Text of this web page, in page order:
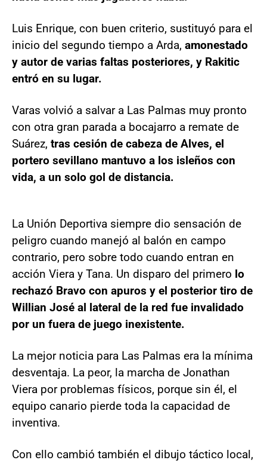
Luis Enrique, con buen criterio, sustituyó para el
inicio del segundo tiempo a Arda, amonestado
y autor de varias faltas posteriores, y Rakitic
entró en su lugar.
Varas volvió a salvar a Las Palmas muy pronto
con otra gran parada a bocajarro a remate de
Suárez, tras cesión de cabeza de Alves, el
portero sevillano mantuvo a los isleños con
vida, a un solo gol de distancia.
La Unión Deportiva siempre dio sensación de
peligro cuando manejó al balón en campo
contrario, pero sobre todo cuando entran en
acción Viera y Tana. Un disparo del primero lo
rechazó Bravo con apuros y el posterior tiro de
Willian José al lateral de la red fue invalidado
por un fuera de juego inexistente.
La mejor noticia para Las Palmas era la mínima
desventaja. La peor, la marcha de Jonathan
Viera por problemas físicos, porque sin él, el
equipo canario pierde toda la capacidad de
inventiva.
Con ello cambió también el dibujo táctico local,